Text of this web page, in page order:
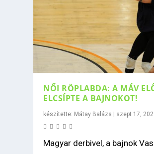
NŐI RÖPLABDA: A MÁV
ELCSÍPTE A BAJNOKOT!
készítette: Mátay Balázs | szept 17,
Magyar derbivel, a bajnok